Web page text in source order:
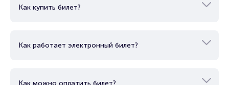
Как купить билет?
Как работает электронный билет?
Как можно оплатить билет?